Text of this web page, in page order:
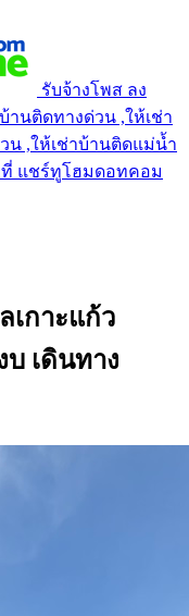
รับจ้างโพส ลง
านติดทางด่วน ,ให้เช่า
น ,ให้เช่าบ้านติดแม่น้ำ
แชร์ทูโฮมดอทคอม
เกาะแก้ว
เดินทาง